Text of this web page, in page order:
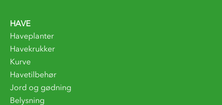
HAVE
Haveplanter
Havekrukker
Kurve
Havetilbehør
Jord og gødning
Belysning